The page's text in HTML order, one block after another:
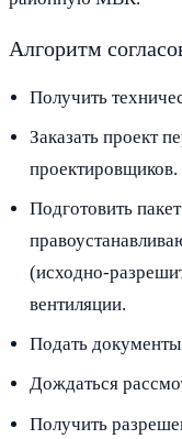
Алгоритм
Получить
Заказать проект
проектировщиков.
Подготовить
(исходно-
вентиляции.
Подать
Дождаться
Получить